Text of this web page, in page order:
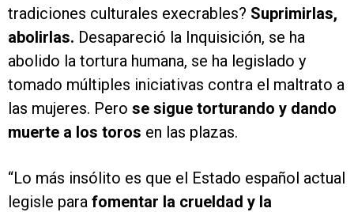
tradiciones culturales execrables? Suprimirlas,
abolirlas. Desapareció la Inquisición, se ha
abolido la tortura humana, se ha legislado y
tomado múltiples iniciativas contra el maltrato a
las mujeres. Pero se sigue torturando y dando
muerte a los toros en las plazas.
“Lo más insólito es que el Estado español actual
legisle para fomentar la crueldad y la